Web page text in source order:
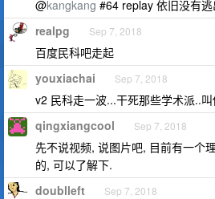
@kangkang #64 replay 依旧没有逃
realpg Sep 7, 2018
百度民科吧走起
youxiachai Sep 7, 2018
v2 民科走一波...干死那些学术派..
qingxiangcool Sep 7, 2018
先不说视频, 说图片吧, 目前有一个
的, 可以了解下.
doublleft Sep 7, 2018